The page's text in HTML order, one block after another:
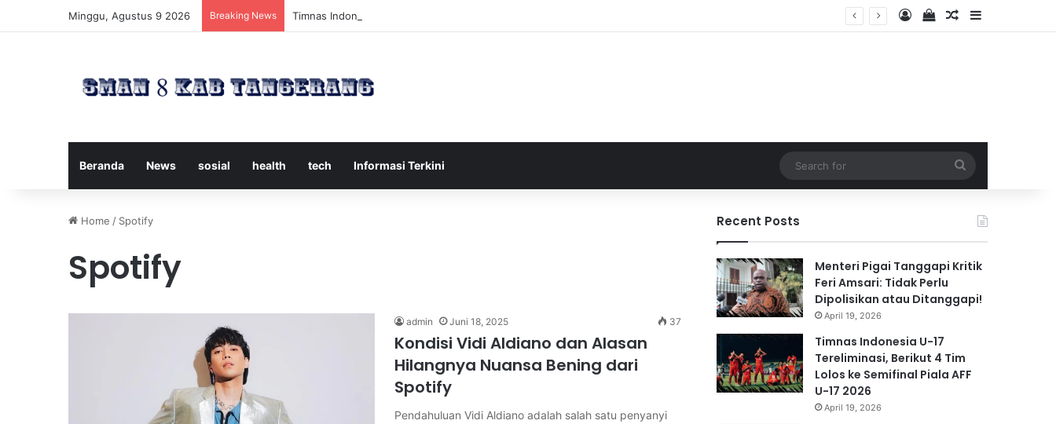
Minggu, Agustus 9 2026 Breaking News Timnas Indonesia U-17 Tereliminasi, Berikut 4 Tim Lolos ke Semifinal Piala AFF U-17 2026 Log InView your
Random Article
Sidebar
Beranda News sosial health tech Informasi Terkini
for
Home / Spotify
Spotify
admin Juni 18, 2025 37
Kondisi Vidi Aldiano dan Alasan
Hilangnya Nuansa Bening dari
Spotify
Pendahuluan Vidi Aldiano adalah salah satu penyanyi
Recent Posts
Menteri Pigai Tanggapi Kritik
Feri Amsari: Tidak Perlu
Dipolisikan atau Ditanggapi!
April 19, 2026
Timnas Indonesia U-17
Tereliminasi, Berikut 4 Tim
Lolos ke Semifinal Piala AFF
U-17 2026
April 19, 2026